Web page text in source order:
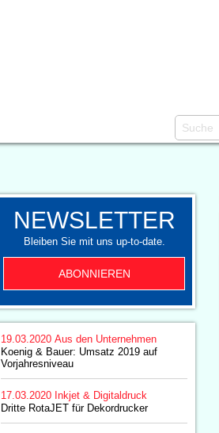
NEWSLETTER
Bleiben Sie mit uns up-to-date.
ABONNIEREN
19.03.2020 Aus den Unternehmen
Koenig & Bauer: Umsatz 2019 auf
Vorjahresniveau
17.03.2020 Inkjet & Digitaldruck
Dritte RotaJET für Dekordrucker